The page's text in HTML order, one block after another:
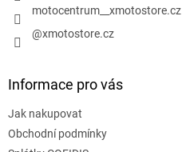
motocentrum__xmotostore.cz
@xmotostore.cz
Informace pro vás
Jak nakupovat
Obchodní podmínky